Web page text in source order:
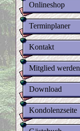
Onlineshop
Terminplaner
Kontakt
Mitglied werden
Download
Kondolenzseite